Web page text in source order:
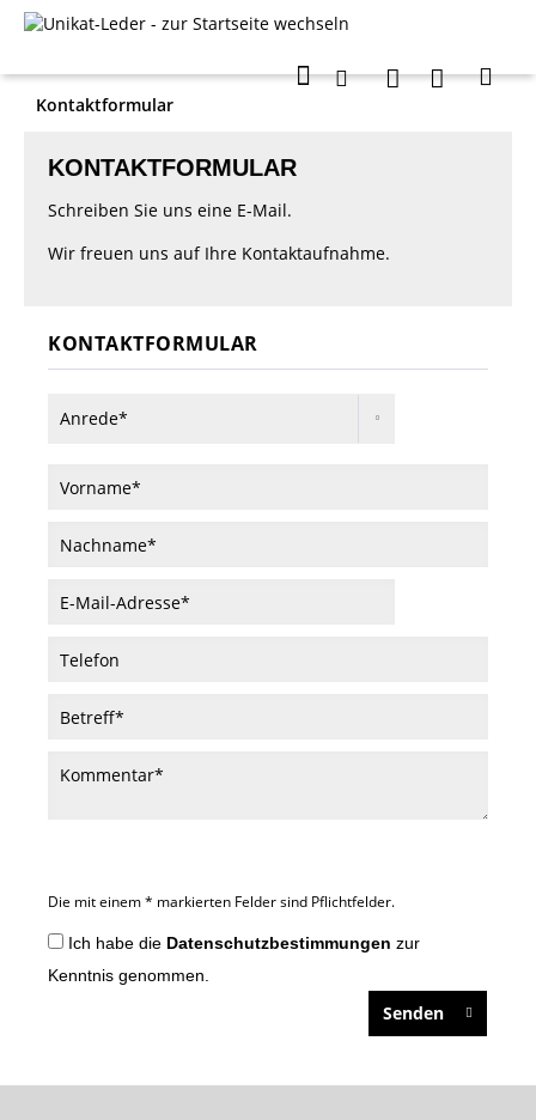
Kontaktformular
KONTAKTFORMULAR
Schreiben Sie uns eine E-Mail.
Wir freuen uns auf Ihre Kontaktaufnahme.
KONTAKTFORMULAR
Die mit einem * markierten Felder sind Pflichtfelder.
Ich habe die Datenschutzbestimmungen zur
Kenntnis genommen.
Senden